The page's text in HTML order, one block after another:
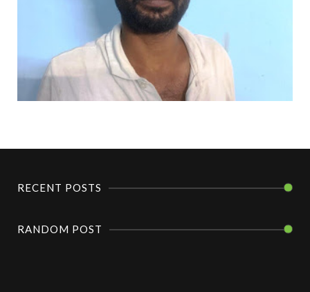
RECENT POSTS
RANDOM POST